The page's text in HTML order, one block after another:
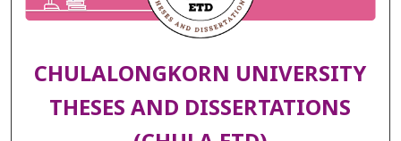
CHULALONGKORN UNIVERSITY
THESES AND DISSERTATIONS